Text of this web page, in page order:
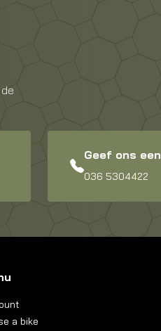
Geef ons
036 5304422
a bike